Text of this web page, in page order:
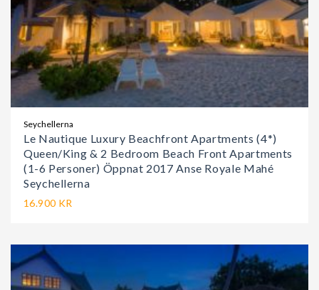
Seychellerna
Le Nautique Luxury Beachfront Apartments (4*)
Queen/King & 2 Bedroom Beach Front Apartments
(1-6 Personer) Öppnat 2017 Anse Royale Mahé
Seychellerna
16.900 KR